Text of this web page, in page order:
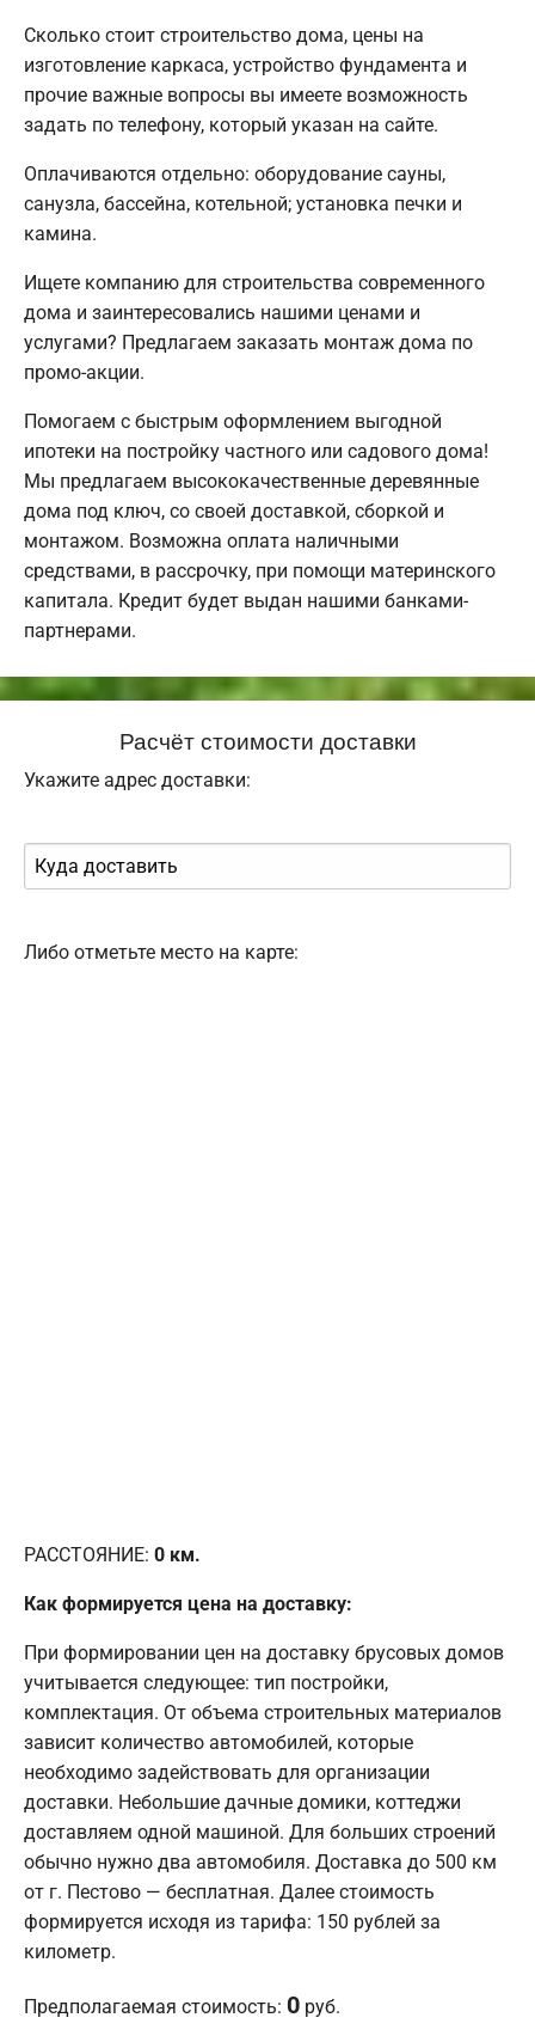
Сколько стоит строительство дома, цены на
изготовление каркаса, устройство фундамента и
прочие важные вопросы вы имеете возможность
задать по телефону, который указан на сайте.
Оплачиваются отдельно: оборудование сауны,
санузла, бассейна, котельной; установка печки и
камина.
Ищете компанию для строительства современного
дома и заинтересовались нашими ценами и
услугами? Предлагаем заказать монтаж дома по
промо-акции.
Помогаем с быстрым оформлением выгодной
ипотеки на постройку частного или садового дома!
Мы предлагаем высококачественные деревянные
дома под ключ, со своей доставкой, сборкой и
монтажом. Возможна оплата наличными
средствами, в рассрочку, при помощи материнского
капитала. Кредит будет выдан нашими банками-
партнерами.
Расчёт стоимости доставки
Укажите адрес доставки:
Либо отметьте место на карте:
РАССТОЯНИЕ: 0 км.
Как формируется цена на доставку:
При формировании цен на доставку брусовых домов
учитывается следующее: тип постройки,
комплектация. От объема строительных материалов
зависит количество автомобилей, которые
необходимо задействовать для организации
доставки. Небольшие дачные домики, коттеджи
доставляем одной машиной. Для больших строений
обычно нужно два автомобиля. Доставка до 500 км
от г. Пестово — бесплатная. Далее стоимость
формируется исходя из тарифа: 150 рублей за
километр.
Предполагаемая стоимость: 0 руб.